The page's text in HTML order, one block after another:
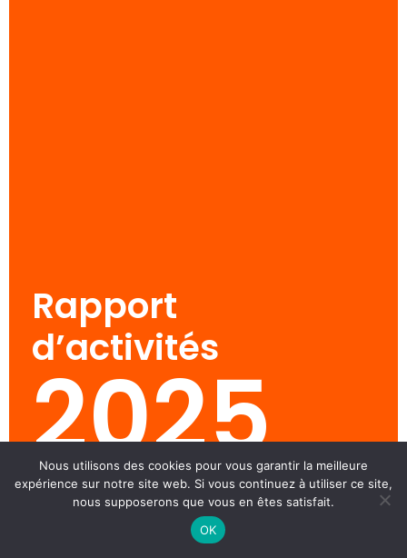
Rapport
d’activités
2025
VOIR LE RAPPORT ANNUEL
Nous utilisons des cookies pour vous garantir la meilleure
expérience sur notre site web. Si vous continuez à utiliser ce site,
nous supposerons que vous en êtes satisfait.
OK